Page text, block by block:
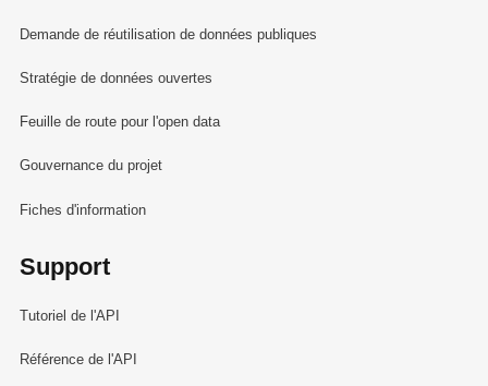
Demande de réutilisation de données publiques
Stratégie de données ouvertes
Feuille de route pour l'open data
Gouvernance du projet
Fiches d'information
Support
Tutoriel de l'API
Référence de l'API